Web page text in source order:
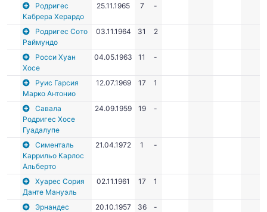
Родригес
Кабрера Херардо
25.11.1965 7 -
Родригес Сото
Раймундо
03.11.1964 31 2
Росси Хуан
Хосе
04.05.1963 11 -
Руис Гарсия
Марко Антонио
12.07.1969 17 1
Савала
Родригес Хосе
Гуадалупе
24.09.1959 19 -
Сименталь
Каррильо Карлос
Альберто
21.04.1972 1 -
Хуарес Сория
Данте Мануэль
02.11.1961 17 1
Эрнандес
20.10.1957 36 -